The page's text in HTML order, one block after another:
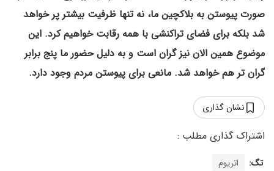
صورت پیوستن به بلاکچین ما، نه تنها ظرفیت بیشتر پر خواهد
شد بلکه برای فضای تراکنشی با همه رقابت خواهیم کرد. این
موضوع همین الان نیز گران است و به دلیل حضور ما پنج برابر
گران تر هم خواهد شد. مانعی برای پیوستن مردم وجود دارد.
نشان گذاری
تگ: اتریوم